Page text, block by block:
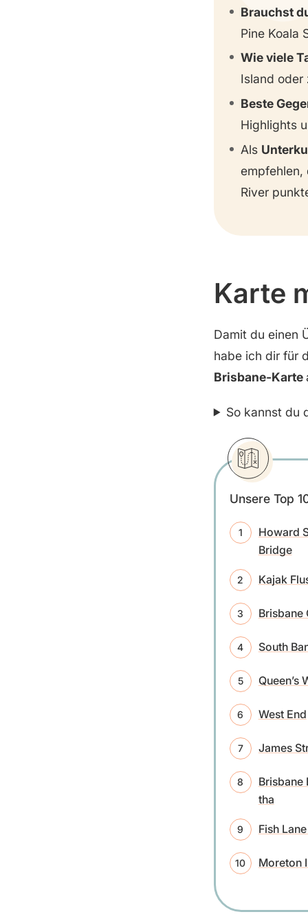
Brauchst
Pine Koala
Wie viele
Island oder
Beste
Highlights
Als
empfehlen,
River
Karte
Damit du einen
habe ich dir für
Brisbane-Karte
So kannst du
Unsere Top
Howard
Bridge
Kajak
Brisbane
South
Queen’s
West End
James
Brisbane
tha
Fish
Moreton